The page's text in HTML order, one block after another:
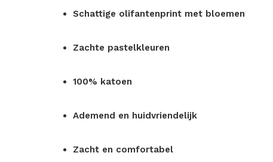
Schattige olifantenprint met bloemen
Zachte pastelkleuren
100% katoen
Ademend en huidvriendelijk
Zacht en comfortabel